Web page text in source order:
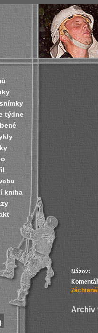
týdne
kniha
Název:
Archiv